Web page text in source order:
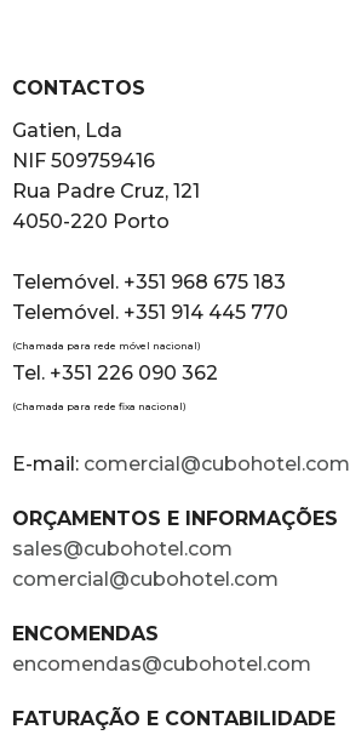
CONTACTOS
Gatien, Lda
NIF 509759416
Rua Padre Cruz, 121
4050-220 Porto
Telemóvel. +351 968 675 183
Telemóvel. +351 914 445 770
(Chamada para rede móvel nacional)
Tel. +351 226 090 362
(Chamada para rede fixa nacional)
E-mail: comercial@cubohotel.com
ORÇAMENTOS E INFORMAÇÕES
sales@cubohotel.com
comercial@cubohotel.com
ENCOMENDAS
encomendas@cubohotel.com
FATURAÇÃO E CONTABILIDADE